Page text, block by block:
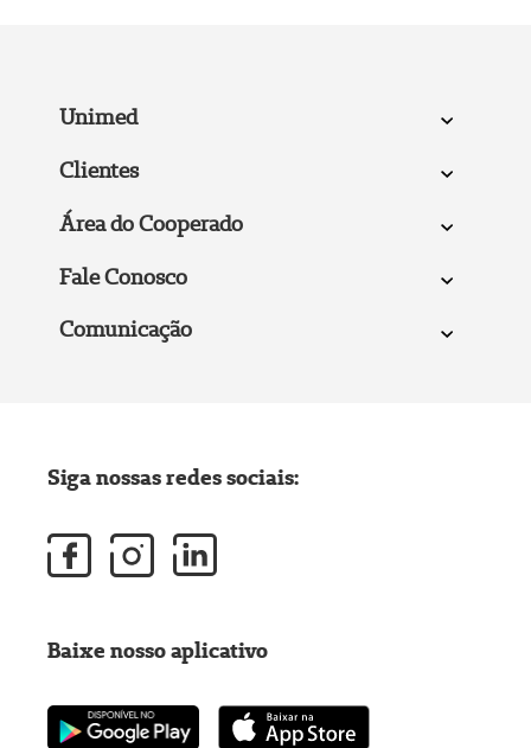
Unimed
Clientes
Área do Cooperado
Fale Conosco
Comunicação
Siga nossas redes sociais:
Baixe nosso aplicativo